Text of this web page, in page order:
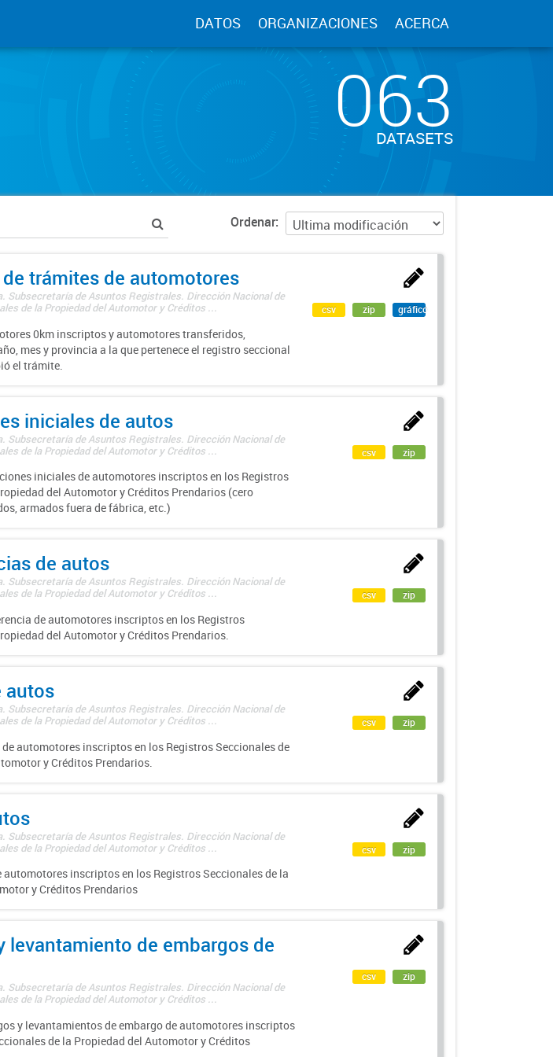
DATOS ORGANIZACIONES ACERCA
063
DATASETS
Ordenar
trámites de automotores
Subsecretaría de Asuntos Registrales. Dirección Nacional de
de la Propiedad del Automotor y Créditos ...
0km inscriptos y automotores transferidos,
mes y provincia a la que pertenece el registro seccional
el trámite.
csv zip gráfico
iniciales de autos
Subsecretaría de Asuntos Registrales. Dirección Nacional de
de la Propiedad del Automotor y Créditos ...
iniciales de automotores inscriptos en los Registros
del Automotor y Créditos Prendarios (cero
armados fuera de fábrica, etc.)
csv zip
de autos
Subsecretaría de Asuntos Registrales. Dirección Nacional de
de la Propiedad del Automotor y Créditos ...
de automotores inscriptos en los Registros
del Automotor y Créditos Prendarios.
csv zip
autos
Subsecretaría de Asuntos Registrales. Dirección Nacional de
de la Propiedad del Automotor y Créditos ...
automotores inscriptos en los Registros Seccionales de
y Créditos Prendarios.
csv zip
Subsecretaría de Asuntos Registrales. Dirección Nacional de
de la Propiedad del Automotor y Créditos ...
automotores inscriptos en los Registros Seccionales de la
y Créditos Prendarios
csv zip
levantamiento de embargos de
Subsecretaría de Asuntos Registrales. Dirección Nacional de
de la Propiedad del Automotor y Créditos ...
y levantamientos de embargo de automotores inscriptos
de la Propiedad del Automotor y Créditos
csv zip